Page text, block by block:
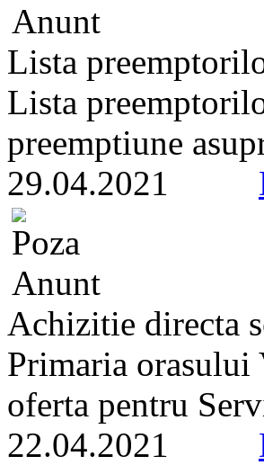
Lista
Lista
preemptiune
29.04.2021
Achizitie directa
Primaria orasului
oferta pentru
22.04.2021